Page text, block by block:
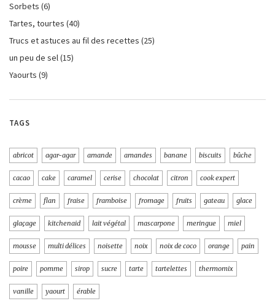
Sorbets (6)
Tartes, tourtes (40)
Trucs et astuces au fil des recettes (25)
un peu de sel(15)
Yaourts (9)
TAGS
abricot agar-agar amande amandes banane biscuits bûche
cacao cake caramel cerise chocolat citron cook expert
crème flan fraise framboise fromage fruits gateau glace
glaçage kitchenaid lait végétal mascarpone meringue miel
mousse multi délices noisette noix noix de coco orange pain
poire pomme sirop sucre tarte tartelettes thermomix
vanille yaourt érable